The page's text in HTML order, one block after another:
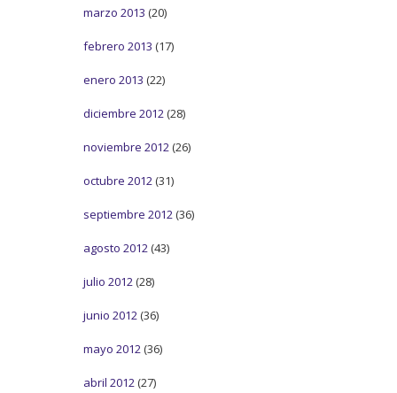
marzo 2013 (20)
febrero 2013 (17)
enero 2013 (22)
diciembre 2012 (28)
noviembre 2012 (26)
octubre 2012 (31)
septiembre 2012 (36)
agosto 2012 (43)
julio 2012 (28)
junio 2012 (36)
mayo 2012 (36)
abril 2012 (27)